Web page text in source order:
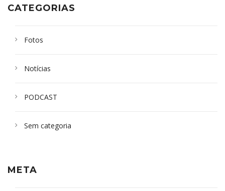
CATEGORIAS
Fotos
Notícias
PODCAST
Sem categoria
META